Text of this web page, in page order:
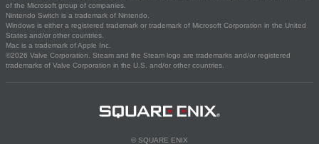
of the Microsoft group of companies.
Nintendo Switch is a trademark of Nintendo.
Windows is either a registered trademark or trademark of Microsoft Corporation in the United
States and/or other countries.
Mac is a trademark of Apple Inc.
©2026 Valve Corporation. Steam and the Steam logo are trademarks and/or registered
trademarks of Valve Corporation in the U.S. and/or other countries.
© SQUARE ENIX